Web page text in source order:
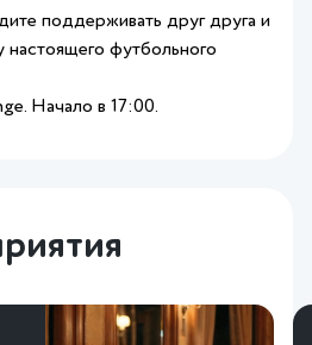
поддерживать друг друга и
настоящего футбольного
Начало в 17:00.